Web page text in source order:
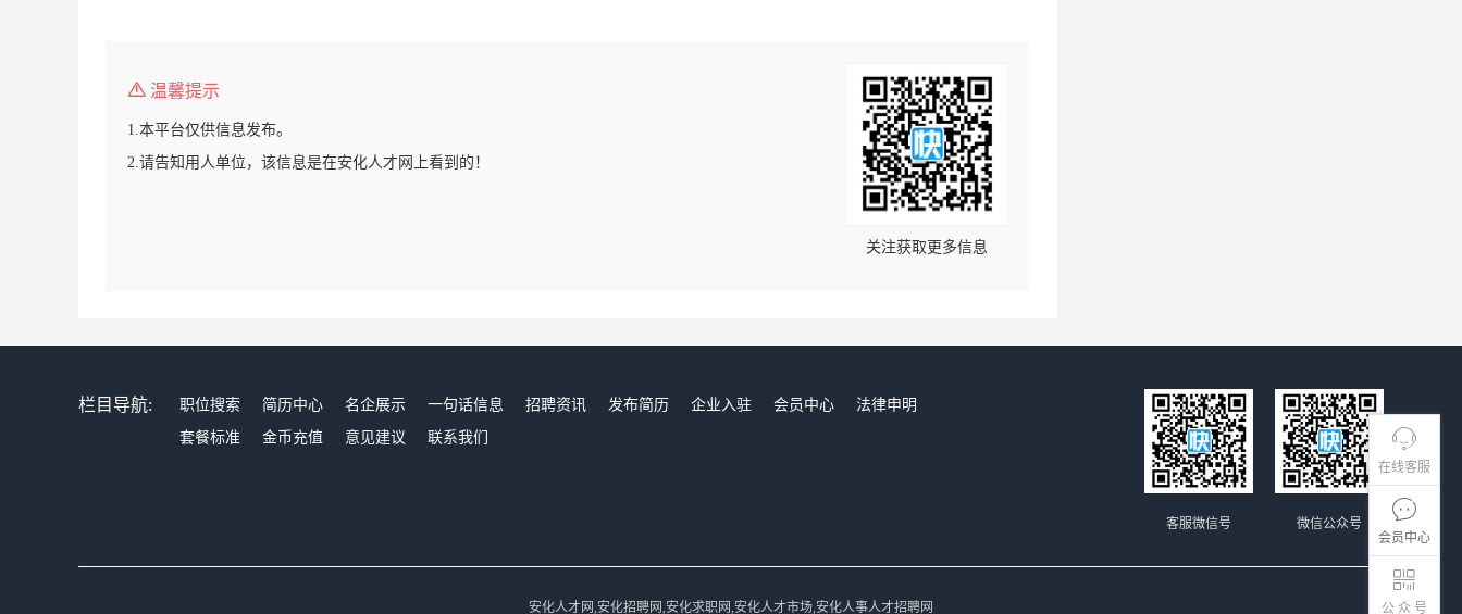
在线客服
会员中心
公 众 号
温馨提示
1.本平台仅供信息发布。
2.请告知用人单位，该信息是在安化人才网上看到的！
关注获取更多信息
栏目导航: 职位搜索 简历中心 名企展示 一句话信息 招聘资讯 发布简历 企业入驻 会员中心
法律申明
套餐标准
金币充值 意见建议 联系我们
微信公众号
客服微信号
安化人才网,安化招聘网,安化求职网,安化人才市场,安化人事人才招聘网